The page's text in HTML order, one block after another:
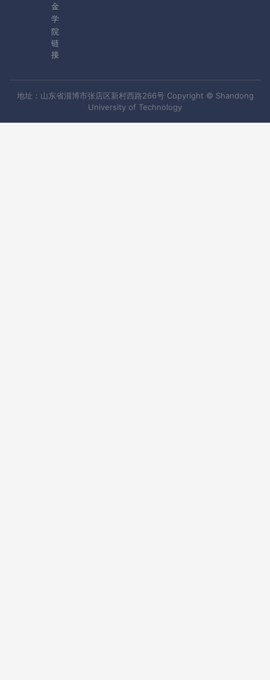
金
学
院
链
接
地址：山东省淄博市张店区新村西路266号 Copyright © Shandong
University of Technology